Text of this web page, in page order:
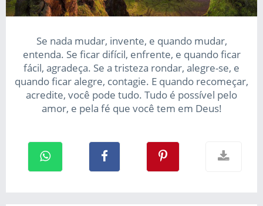
Se nada mudar, invente, e quando mudar,
entenda. Se ficar difícil, enfrente, e quando ficar
fácil, agradeça. Se a tristeza rondar, alegre-se, e
quando ficar alegre, contagie. E quando recomeçar,
acredite, você pode tudo. Tudo é possível pelo
amor, e pela fé que você tem em Deus!